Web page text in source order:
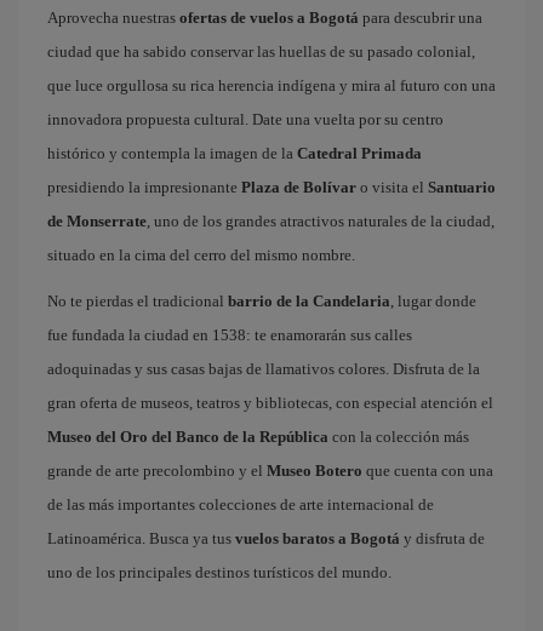
Aprovecha nuestras ofertas de vuelos a Bogotá para descubrir una
ciudad que ha sabido conservar las huellas de su pasado colonial,
que luce orgullosa su rica herencia indígena y mira al futuro con una
innovadora propuesta cultural. Date una vuelta por su centro
histórico y contempla la imagen de la Catedral Primada
presidiendo la impresionante Plaza de Bolívar o visita el Santuario
de Monserrate, uno de los grandes atractivos naturales de la ciudad,
situado en la cima del cerro del mismo nombre.
No te pierdas el tradicional barrio de la Candelaria, lugar donde
fue fundada la ciudad en 1538: te enamorarán sus calles
adoquinadas y sus casas bajas de llamativos colores. Disfruta de la
gran oferta de museos, teatros y bibliotecas, con especial atención el
Museo del Oro del Banco de la República con la colección más
grande de arte precolombino y el Museo Botero que cuenta con una
de las más importantes colecciones de arte internacional de
Latinoamérica. Busca ya tus vuelos baratos a Bogotá y disfruta de
uno de los principales destinos turísticos del mundo.